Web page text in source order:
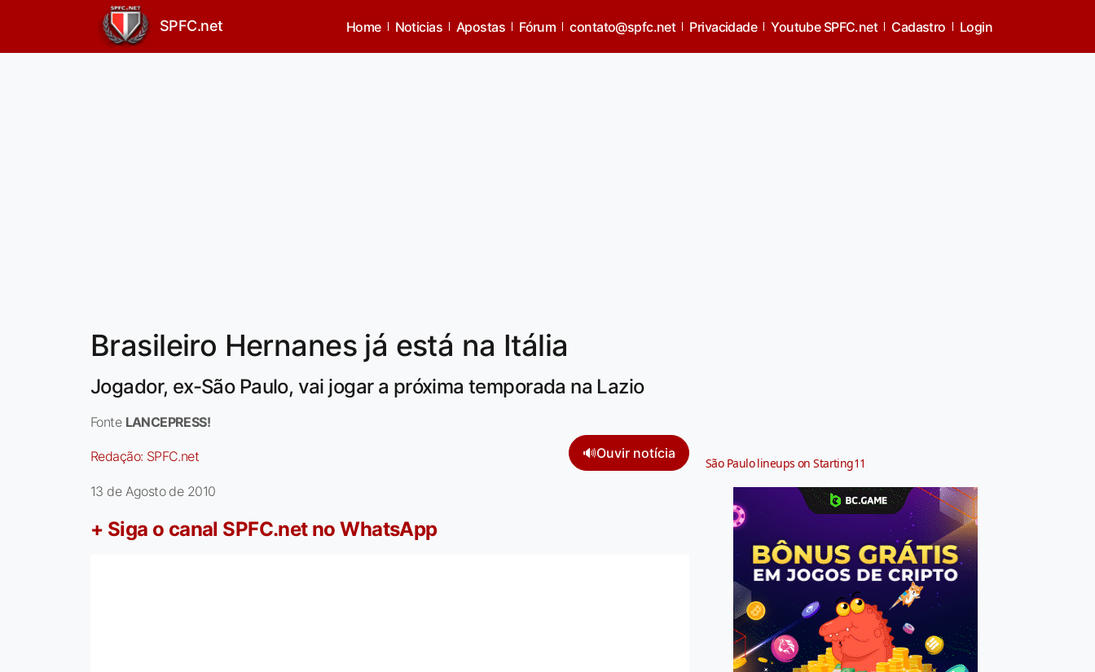
SPFC.net Home Noticias Apostas Fórum contato@spfc.net Privacidade Youtube SPFC.net Cadastro Login
Brasileiro Hernanes já está na Itália
Jogador, ex-São Paulo, vai jogar a próxima temporada na Lazio
Fonte LANCEPRESS!
Redação: SPFC.net 🔊Ouvir notícia
13 de Agosto de 2010
+ Siga o canal SPFC.net no WhatsApp
São Paulo lineups on Starting11